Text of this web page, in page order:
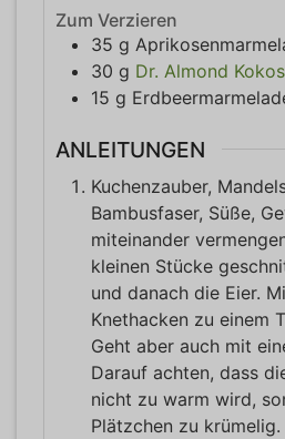
Zum Verzieren
35 g
30 g Dr. Almond
15 g
ANLEITUNGEN
Kuchenzauber,
Bambusfaser, Süße,
miteinander
kleinen Stücke
und danach die Eier.
Knethacken zu einem
Geht aber auch mit
Darauf achten, dass
nicht zu warm wird,
Plätzchen zu